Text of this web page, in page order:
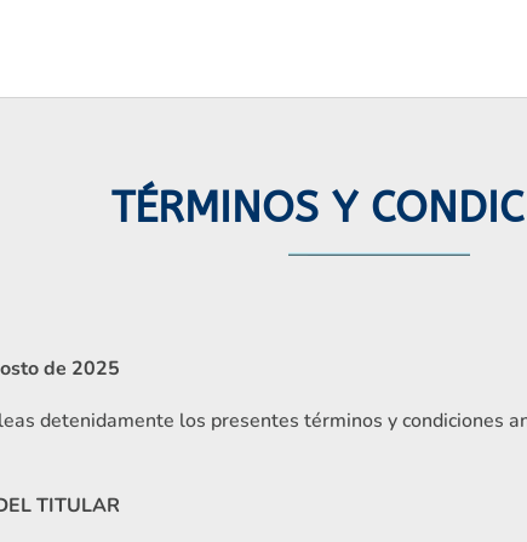
TÉRMINOS Y
de 2025
detenidamente los presentes términos y condiciones
TITULAR